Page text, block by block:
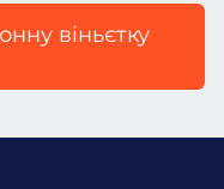
віньєтку